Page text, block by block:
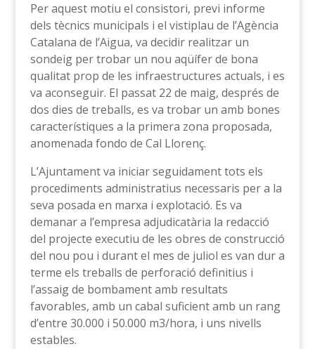
Per aquest motiu el consistori, previ informe
dels tècnics municipals i el vistiplau de l’Agència
Catalana de l’Aigua, va decidir realitzar un
sondeig per trobar un nou aqüífer de bona
qualitat prop de les infraestructures actuals, i es
va aconseguir. El passat 22 de maig, després de
dos dies de treballs, es va trobar un amb bones
característiques a la primera zona proposada,
anomenada fondo de Cal Llorenç.
L’Ajuntament va iniciar seguidament tots els
procediments administratius necessaris per a la
seva posada en marxa i explotació. Es va
demanar a l’empresa adjudicatària la redacció
del projecte executiu de les obres de construcció
del nou pou i durant el mes de juliol es van dur a
terme els treballs de perforació definitius i
l’assaig de bombament amb resultats
favorables, amb un cabal suficient amb un rang
d’entre 30.000 i 50.000 m3/hora, i uns nivells
estables.